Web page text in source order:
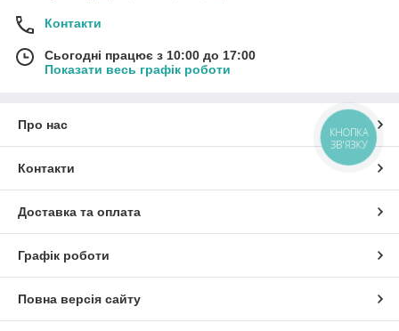
Контакти
Сьогодні працює з 10:00 до 17:00
Показати весь графік роботи
Про нас
Контакти
Доставка та оплата
Графік роботи
Повна версія сайту
КНОПКА
ЗВ'ЯЗКУ